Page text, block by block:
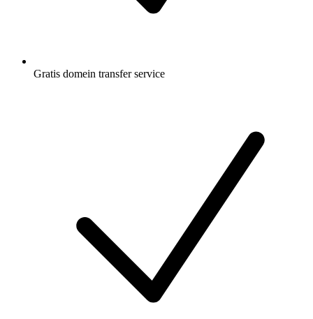
Gratis domein transfer service